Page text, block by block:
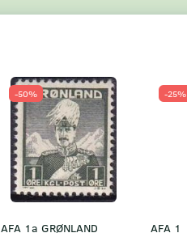
-50%
AFA 1a GRØNLAND
-25%
AFA 1